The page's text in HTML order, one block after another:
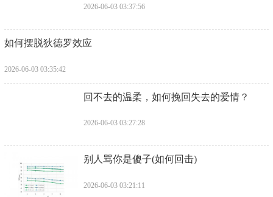
2026-06-03 03:37:56
​如何摆脱狄德罗效应
2026-06-03 03:35:42
​回不去的温柔，如何挽回失去的爱情？
2026-06-03 03:27:28
​别人骂你是傻子(如何回击)
2026-06-03 03:21:11